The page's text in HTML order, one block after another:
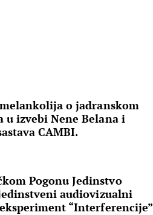
o jadranskom
u izvebi Nene Belana i
CAMBI.
Pogonu Jedinstvo
audiovizualni
“Interferencije”